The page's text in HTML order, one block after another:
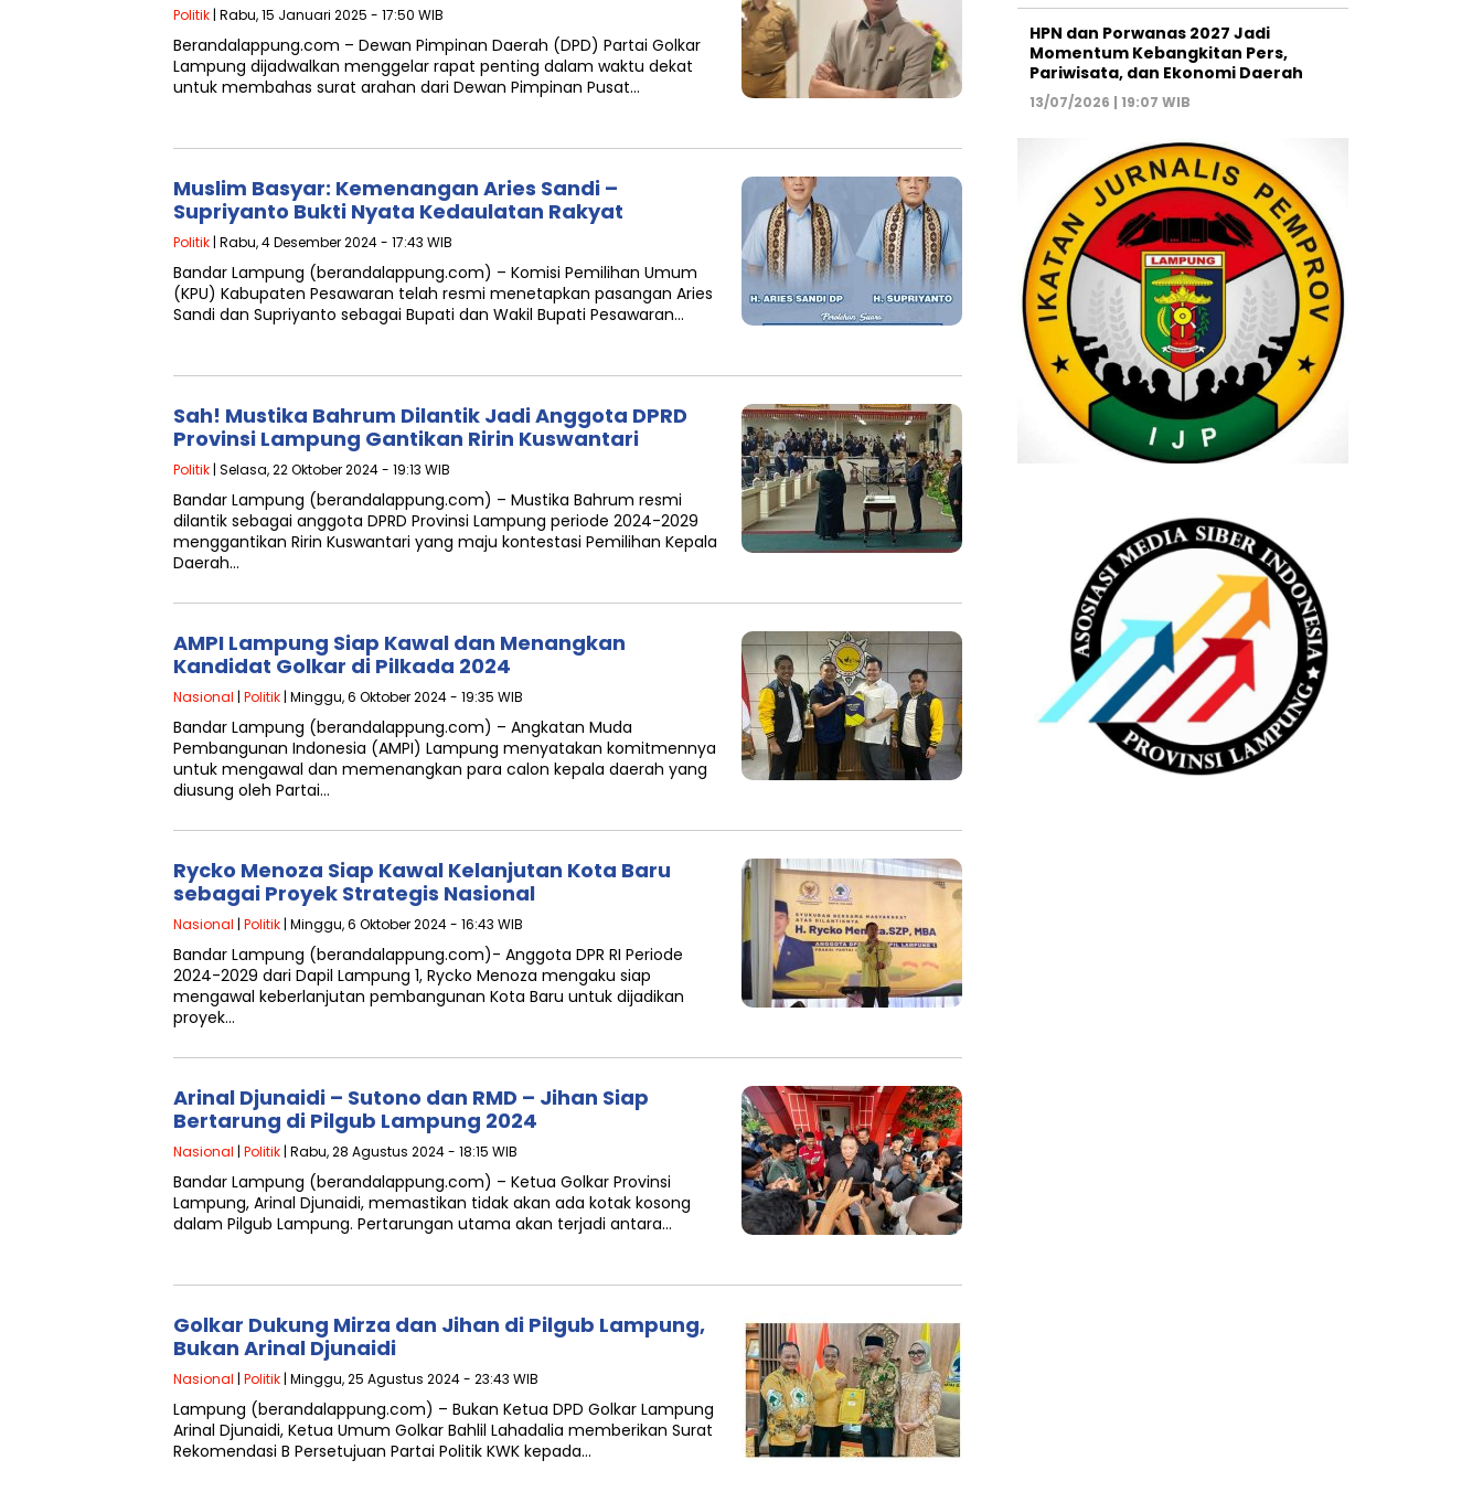
Politik | Rabu, 15 Januari 2025 - 17:50 WIB
Berandalappung.com – Dewan Pimpinan Daerah (DPD) Partai Golkar
Lampung dijadwalkan menggelar rapat penting dalam waktu dekat
untuk membahas surat arahan dari Dewan Pimpinan Pusat…
Muslim Basyar: Kemenangan Aries Sandi –
Supriyanto Bukti Nyata Kedaulatan Rakyat
Politik | Rabu, 4 Desember 2024 - 17:43 WIB
Bandar Lampung (berandalappung.com) – Komisi Pemilihan Umum
(KPU) Kabupaten Pesawaran telah resmi menetapkan pasangan Aries
Sandi dan Supriyanto sebagai Bupati dan Wakil Bupati Pesawaran…
Sah! Mustika Bahrum Dilantik Jadi Anggota DPRD
Provinsi Lampung Gantikan Ririn Kuswantari
Politik | Selasa, 22 Oktober 2024 - 19:13 WIB
Bandar Lampung (berandalappung.com) – Mustika Bahrum resmi
dilantik sebagai anggota DPRD Provinsi Lampung periode 2024-2029
menggantikan Ririn Kuswantari yang maju kontestasi Pemilihan Kepala
Daerah…
AMPI Lampung Siap Kawal dan Menangkan
Kandidat Golkar di Pilkada 2024
Nasional | Politik | Minggu, 6 Oktober 2024 - 19:35 WIB
Bandar Lampung (berandalappung.com) – Angkatan Muda
Pembangunan Indonesia (AMPI) Lampung menyatakan komitmennya
untuk mengawal dan memenangkan para calon kepala daerah yang
diusung oleh Partai…
Rycko Menoza Siap Kawal Kelanjutan Kota Baru
sebagai Proyek Strategis Nasional
Nasional | Politik | Minggu, 6 Oktober 2024 - 16:43 WIB
Bandar Lampung (berandalappung.com)- Anggota DPR RI Periode
2024-2029 dari Dapil Lampung 1, Rycko Menoza mengaku siap
mengawal keberlanjutan pembangunan Kota Baru untuk dijadikan
proyek…
Arinal Djunaidi – Sutono dan RMD – Jihan Siap
Bertarung di Pilgub Lampung 2024
Nasional | Politik | Rabu, 28 Agustus 2024 - 18:15 WIB
Bandar Lampung (berandalappung.com) – Ketua Golkar Provinsi
Lampung, Arinal Djunaidi, memastikan tidak akan ada kotak kosong
dalam Pilgub Lampung. Pertarungan utama akan terjadi antara…
Golkar Dukung Mirza dan Jihan di Pilgub Lampung,
Bukan Arinal Djunaidi
Nasional | Politik | Minggu, 25 Agustus 2024 - 23:43 WIB
Lampung (berandalappung.com) – Bukan Ketua DPD Golkar Lampung
Arinal Djunaidi, Ketua Umum Golkar Bahlil Lahadalia memberikan Surat
Rekomendasi B Persetujuan Partai Politik KWK kepada…
HPN dan Porwanas 2027 Jadi
Momentum Kebangkitan Pers,
Pariwisata, dan Ekonomi Daerah
13/07/2026 | 19:07 WIB